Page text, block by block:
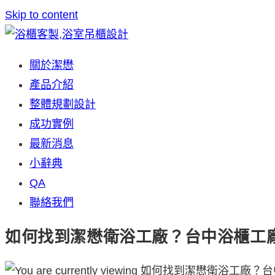
Skip to content
關於潔懋
產品介紹
整體規劃設計
成功實例
最新消息
小辭典
QA
聯絡我們
如何找到潔懋衛浴工廠？台中浴櫃工